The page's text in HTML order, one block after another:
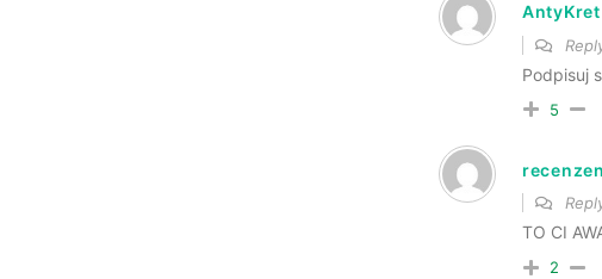
AntyKret
Podpisuj
5
recenzen
TO CI
2